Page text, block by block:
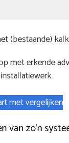
(bestaande)
met erkende
installatiewerk.
met vergelijken
van zo’n